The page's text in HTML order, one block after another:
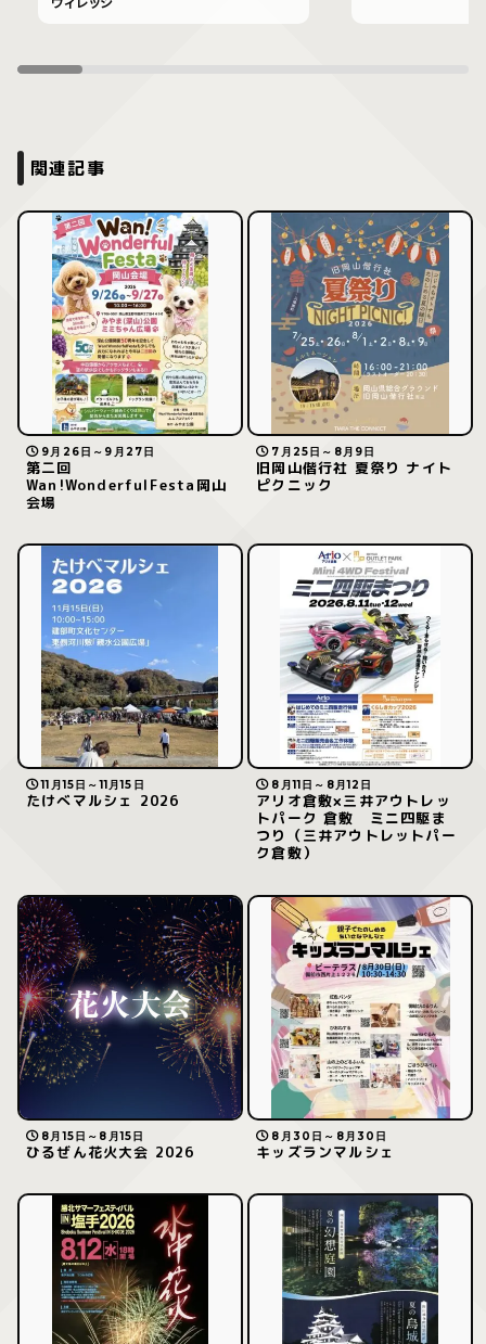
関連記事
9月26日～9月27日
第二回
Wan!WonderfulFesta岡山
会場
7月25日～8月9日
旧岡山偕行社 夏祭り ナイト
ピクニック
11月15日～11月15日
たけべマルシェ 2026
8月11日～8月12日
アリオ倉敷×三井アウトレッ
トパーク 倉敷 ミニ四駆ま
つり（三井アウトレットパー
ク倉敷）
8月15日～8月15日
ひるぜん花火大会 2026
8月30日～8月30日
キッズランマルシェ